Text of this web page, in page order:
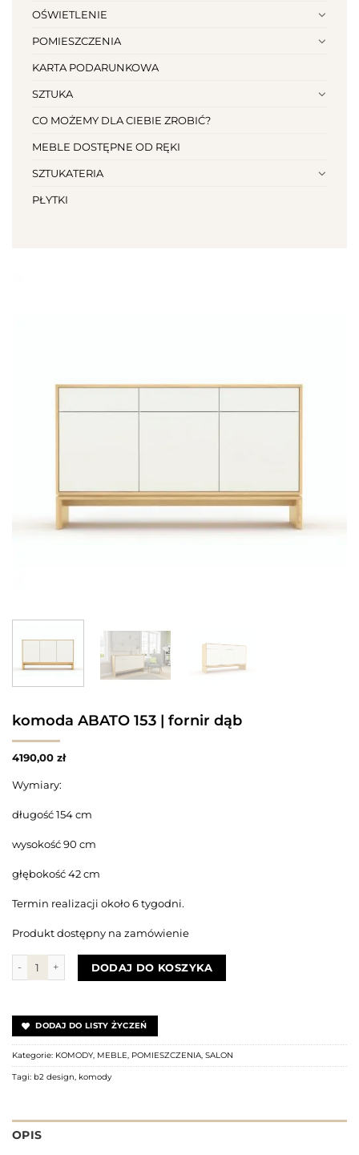
OŚWIETLENIE
POMIESZCZENIA
KARTA PODARUNKOWA
SZTUKA
CO MOŻEMY DLA CIEBIE ZROBIĆ?
MEBLE DOSTĘPNE OD RĘKI
SZTUKATERIA
PŁYTKI
komoda ABATO 153 | fornir dąb
4190,00 zł
Wymiary:
długość 154 cm
wysokość 90 cm
głębokość 42 cm
Termin realizacji około 6 tygodni.
Produkt dostępny na zamówienie
ilość komoda ABATO 153 | fornir dąb
DODAJ DO KOSZYKA
DODAJ DO LISTY ŻYCZEŃ
Kategorie: KOMODY, MEBLE POMIESZCZENIA SALON
Tagi: b2 design komody
OPIS